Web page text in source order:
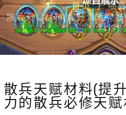
首页
项
散兵天赋材料(提升游戏竞
材料)
散兵天赋材料(提
力的散兵必修天